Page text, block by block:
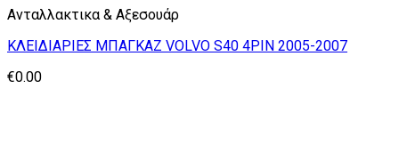
Ανταλλακτικα & Αξεσουάρ
ΚΛΕΙΔΙΑΡΙΕΣ ΜΠΑΓΚΑΖ VOLVO S40 4PIN 2005-2007
€0.00